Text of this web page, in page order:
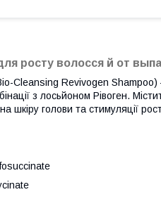
росту волосся й от
Cleansing Revivogen
з лосьйоном Рівоген.
шкіру голови та стимуляції